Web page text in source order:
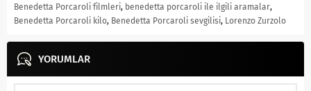
Benedetta Porcaroli filmleri, benedetta porcaroli ile ilgili aramalar,
Benedetta Porcaroli kilo, Benedetta Porcaroli sevgilisi, Lorenzo Zurzolo
YORUMLAR